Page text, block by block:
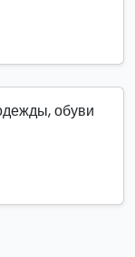
обуви